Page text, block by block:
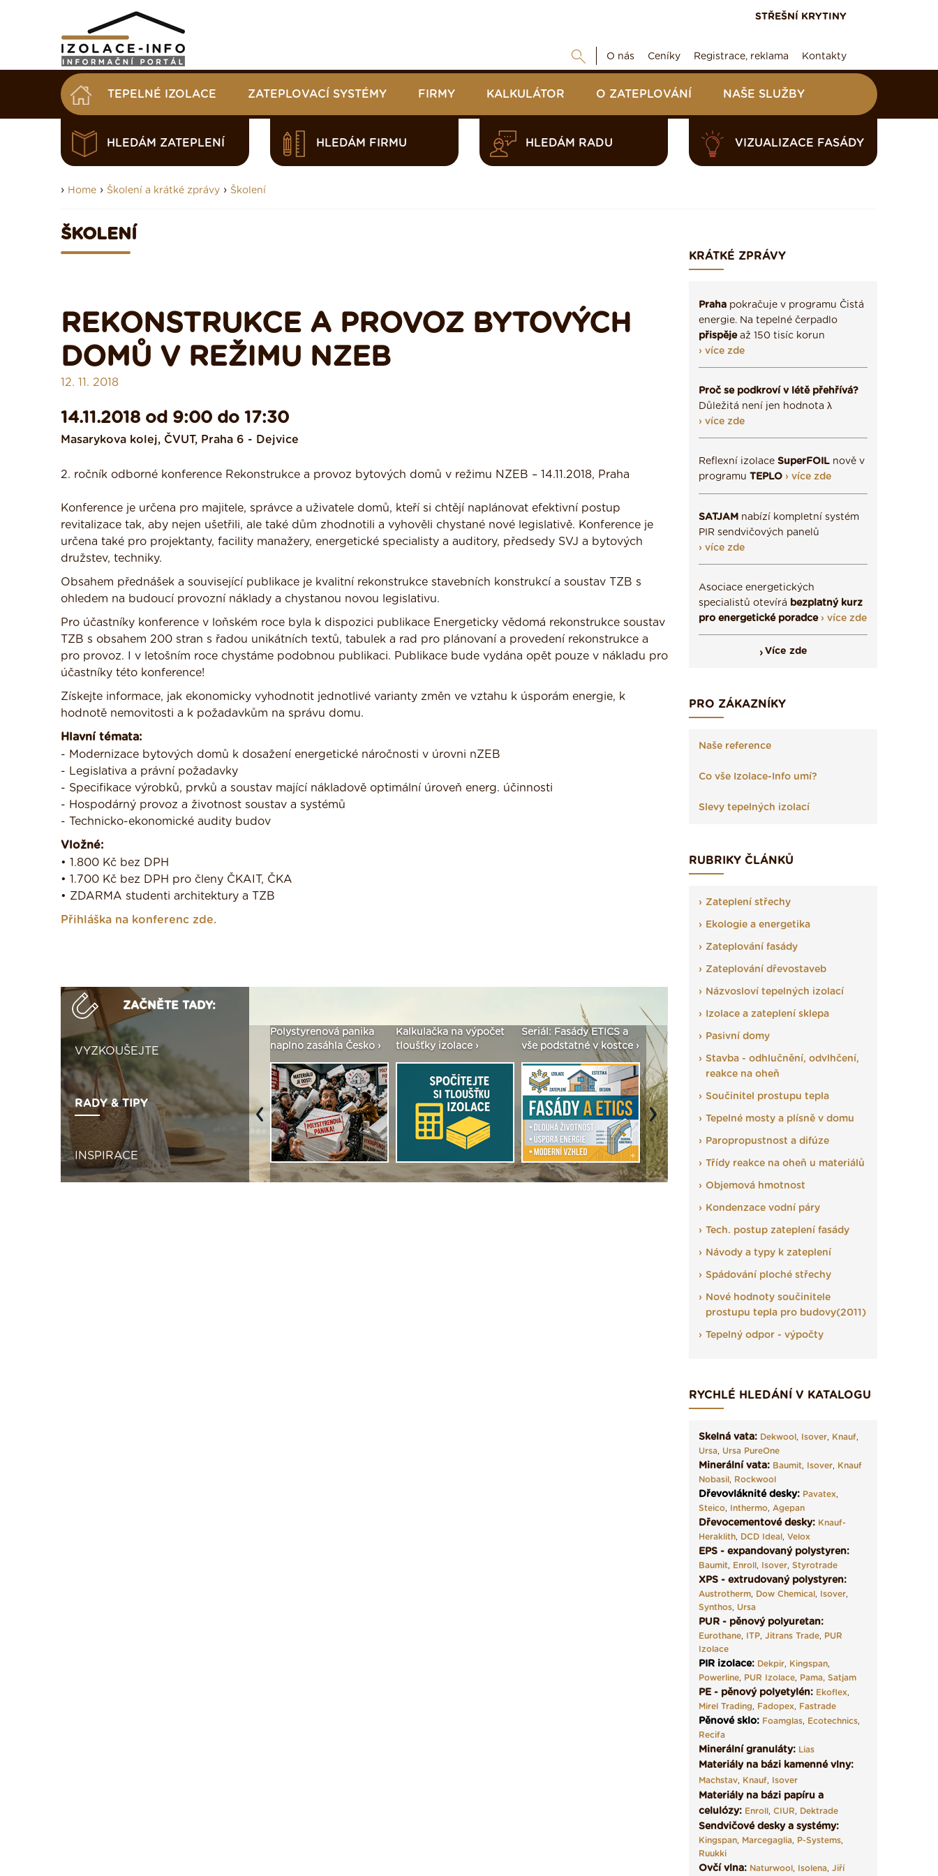
STŘEŠNÍ KRYTINY
O nás Ceníky Registrace, reklama Kontakty
TEPELNÉ IZOLACE ZATEPLOVACÍ SYSTÉMY FIRMY KALKULÁTOR O ZATEPLOVÁNÍ NAŠE SLUŽBY
HLEDÁM ZATEPLENÍ HLEDÁM FIRMU HLEDÁM RADU VIZUALIZACE FASÁDY
› Home › Školení a krátké zprávy › Školení
ŠKOLENÍ
REKONSTRUKCE A PROVOZ BYTOVÝCH
DOMŮ V REŽIMU NZEB
12. 11. 2018
14.11.2018 od 9:00 do 17:30
Masarykova kolej, ČVUT, Praha 6 - Dejvice
2. ročník odborné konference Rekonstrukce a provoz bytových domů v režimu NZEB – 14.11.2018, Praha
Konference je určena pro majitele, správce a uživatele domů, kteří si chtějí naplánovat efektivní postup
revitalizace tak, aby nejen ušetřili, ale také dům zhodnotili a vyhověli chystané nové legislativě. Konference je
určena také pro projektanty, facility manažery, energetické specialisty a auditory, předsedy SVJ a bytových
družstev, techniky.
Obsahem přednášek a související publikace je kvalitní rekonstrukce stavebních konstrukcí a soustav TZB s
ohledem na budoucí provozní náklady a chystanou novou legislativu.
Pro účastníky konference v loňském roce byla k dispozici publikace Energeticky vědomá rekonstrukce soustav
TZB s obsahem 200 stran s řadou unikátních textů, tabulek a rad pro plánovaní a provedení rekonstrukce a
pro provoz. I v letošním roce chystáme podobnou publikaci. Publikace bude vydána opět pouze v nákladu pro
účastníky této konference!
Získejte informace, jak ekonomicky vyhodnotit jednotlivé varianty změn ve vztahu k úsporám energie, k
hodnotě nemovitosti a k požadavkům na správu domu.
Hlavní témata:
- Modernizace bytových domů k dosažení energetické náročnosti v úrovni nZEB
- Legislativa a právní požadavky
- Specifikace výrobků, prvků a soustav mající nákladově optimální úroveň energ. účinnosti
- Hospodárný provoz a životnost soustav a systémů
- Technicko-ekonomické audity budov
Vložné:
• 1.800 Kč bez DPH
• 1.700 Kč bez DPH pro členy ČKAIT, ČKA
• ZDARMA studenti architektury a TZB
Přihláška na konferenc zde.
ZAČNĚTE TADY:
VYZKOUŠEJTE
RADY & TIPY
INSPIRACE
Není polystyren? My ho
seženeme! ›
podkroví a vše o něm ›
Polystyrenová panika
naplno zasáhla Česko ›
Kalkulačka na výpočet
tloušťky izolace ›
Seriál: Fasády ETICS a
vše podstatné v kostce ›
Vyberte si izolaci a pak
ji tady klidně poptejte ›
Previous Next
KRÁTKÉ ZPRÁVY
Praha pokračuje v programu Čistá
energie. Na tepelné čerpadlo
přispějeaž 150 tisíc korun
› více zde
Proč se podkroví v létě přehřívá?
Důležitá není jen hodnota λ
› více zde
Reflexní izolace SuperFOIL nově v
programu TEPLO › více zde
SATJAM nabízí kompletní systém
PIR sendvičových panelů
› více zde
Asociace energetických
specialistů otevírá bezplatný kurz
pro energetické poradce › více zde
Více zde
PRO ZÁKAZNÍKY
Naše reference
Co vše Izolace-Info umí?
Slevy tepelných izolací
RUBRIKY ČLÁNKŮ
Zateplení střechy
Ekologie a energetika
Zateplování fasády
Zateplování dřevostaveb
Názvosloví tepelných izolací
Izolace a zateplení sklepa
Pasivní domy
Stavba - odhlučnění, odvlhčení,
reakce na oheň
Součinitel prostupu tepla
Tepelné mosty a plísně v domu
Paropropustnost a difúze
Třídy reakce na oheň u materiálů
Objemová hmotnost
Kondenzace vodní páry
Tech. postup zateplení fasády
Návody a typy k zateplení
Spádování ploché střechy
Nové hodnoty součinitele
prostupu tepla pro budovy(2011)
Tepelný odpor - výpočty
RYCHLÉ HLEDÁNÍ V KATALOGU
Skelná vata: Dekwool, Isover, Knauf,
Ursa, Ursa PureOne
Minerální vata: Baumit, Isover, Knauf
Nobasil, Rockwool
Dřevovláknité desky: Pavatex,
Steico, Inthermo, Agepan
Dřevocementové desky: Knauf-
Heraklith, DCD Ideal, Velox
EPS - expandovaný polystyren:
Baumit, Enroll, Isover, Styrotrade
XPS - extrudovaný polystyren:
Austrotherm, Dow Chemical, Isover,
Synthos, Ursa
PUR - pěnový polyuretan:
Eurothane, ITP, Jitrans Trade, PUR
Izolace
PIR izolace: Dekpir, Kingspan,
Powerline, PUR Izolace, Pama, Satjam
PE - pěnový polyetylén: Ekoflex,
Mirel Trading, Fadopex, Fastrade
Pěnové sklo: Foamglas, Ecotechnics,
Recifa
Minerální granuláty: Lias
Materiály na bázi kamenné vlny:
Machstav, Knauf, Isover
Materiály na bázi papíru a
celulózy: Enroll, CIUR, Dektrade
Sendvičové desky a systémy:
Kingspan, Marcegaglia, P-Systems,
Ruukki
Ovčí vlna: Naturwool, Isolena, Jiří